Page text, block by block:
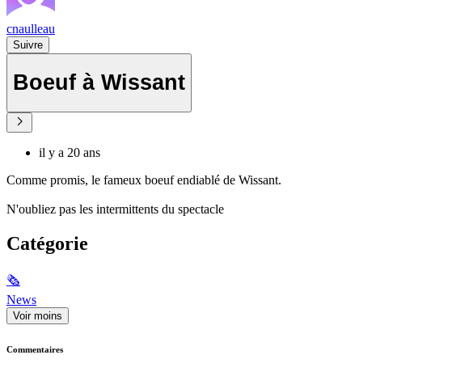
cnaulleau
Suivre
Boeuf à Wissant
il y a 20 ans
Comme promis, le fameux boeuf endiablé de Wissant.
N'oubliez pas les intermittents du spectacle
Catégorie
🗞
News
Voir moins
Commentaires